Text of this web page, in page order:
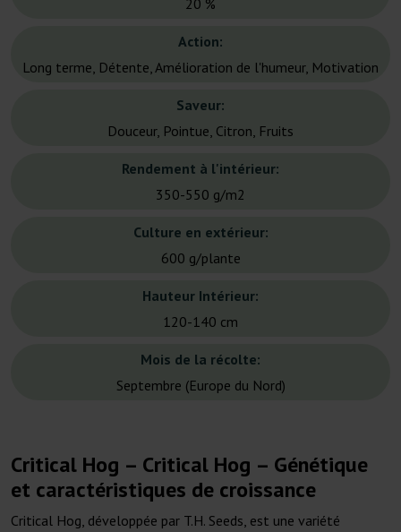
20 %
Action:
Long terme, Détente, Amélioration de l'humeur, Motivation
Saveur:
Douceur, Pointue, Citron, Fruits
Rendement à l'intérieur:
350-550 g/m2
Culture en extérieur:
600 g/plante
Hauteur Intérieur:
120-140 cm
Mois de la récolte:
Septembre (Europe du Nord)
Critical Hog – Critical Hog – Génétique
et caractéristiques de croissance
Critical Hog, développée par T.H. Seeds, est une variété